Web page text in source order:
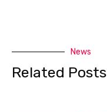
News
Related Posts